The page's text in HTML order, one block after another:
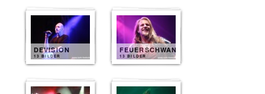
DEVISION
13 BILDER
FEUERSCHWANZ
13 BILDER